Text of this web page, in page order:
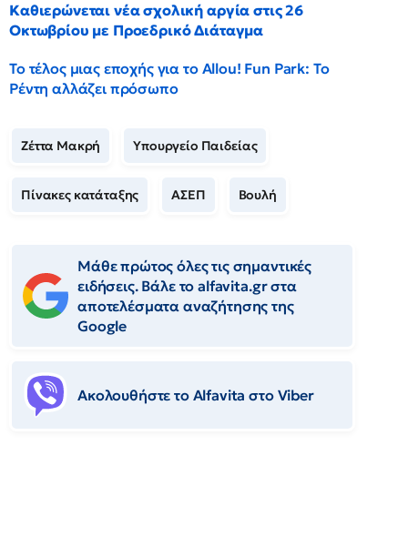
Καθιερώνεται νέα σχολική αργία στις 26
Οκτωβρίου με Προεδρικό Διάταγμα
Το τέλος μιας εποχής για το Allou! Fun Park: Το
Ρέντη αλλάζει πρόσωπο
Ζέττα Μακρή Υπουργείο Παιδείας
Πίνακες κατάταξης ΑΣΕΠ Βουλή
Μάθε πρώτος όλες τις σημαντικές
ειδήσεις. Βάλε το alfavita.gr στα
αποτελέσματα αναζήτησης της
Google
Ακολουθήστε το Αlfavita στο Viber